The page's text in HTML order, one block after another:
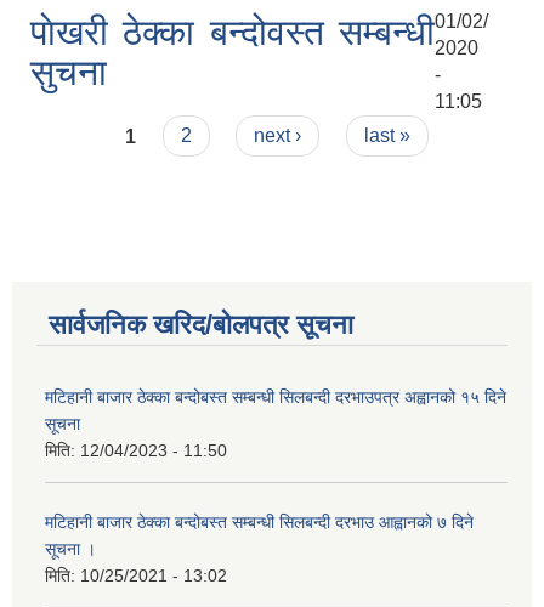
पाेखरी ठेक्का बन्दोवस्त सम्बन्धी
सुचना
01/02/
2020
-
11:05
Pages
1 2 next › last »
सार्वजनिक खरिद/बोलपत्र सूचना
मटिहानी बाजार ठेक्का बन्दोबस्त सम्बन्धी सिलबन्दी दरभाउपत्र अह्वानको १५ दिने
सूचना
मिति: 12/04/2023 - 11:50
मटिहानी बाजार ठेक्का बन्दोबस्त सम्बन्धी सिलबन्दी दरभाउ आह्वानको ७ दिने
सूचना ।
मिति: 10/25/2021 - 13:02